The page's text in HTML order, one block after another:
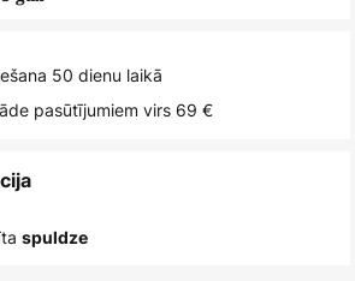
50 dienu laikā
pasūtījumiem virs 69 €
spuldze